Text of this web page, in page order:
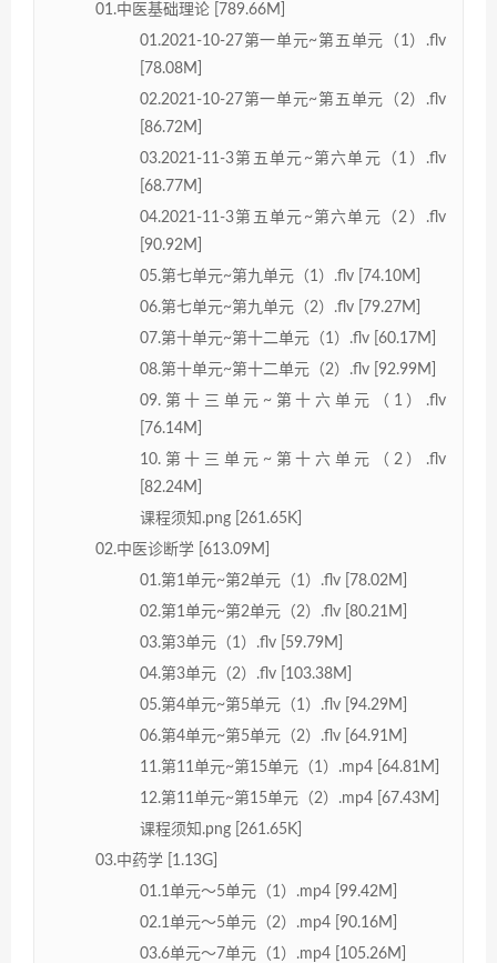
01.中医基础理论 [789.66M]
01.2021-10-27第一单元~第五单元（1）.flv
[78.08M]
02.2021-10-27第一单元~第五单元（2）.flv
[86.72M]
03.2021-11-3第五单元~第六单元（1）.flv
[68.77M]
04.2021-11-3第五单元~第六单元（2）.flv
[90.92M]
05.第七单元~第九单元（1）.flv [74.10M]
06.第七单元~第九单元（2）.flv [79.27M]
07.第十单元~第十二单元（1）.flv [60.17M]
08.第十单元~第十二单元（2）.flv [92.99M]
09.第十三单元~第十六单元（1）.flv
[76.14M]
10.第十三单元~第十六单元（2）.flv
[82.24M]
课程须知.png [261.65K]
02.中医诊断学 [613.09M]
01.第1单元~第2单元（1）.flv [78.02M]
02.第1单元~第2单元（2）.flv [80.21M]
03.第3单元（1）.flv [59.79M]
04.第3单元（2）.flv [103.38M]
05.第4单元~第5单元（1）.flv [94.29M]
06.第4单元~第5单元（2）.flv [64.91M]
11.第11单元~第15单元（1）.mp4 [64.81M]
12.第11单元~第15单元（2）.mp4 [67.43M]
课程须知.png [261.65K]
03.中药学 [1.13G]
01.1单元～5单元（1）.mp4 [99.42M]
02.1单元～5单元（2）.mp4 [90.16M]
03.6单元～7单元（1）.mp4 [105.26M]